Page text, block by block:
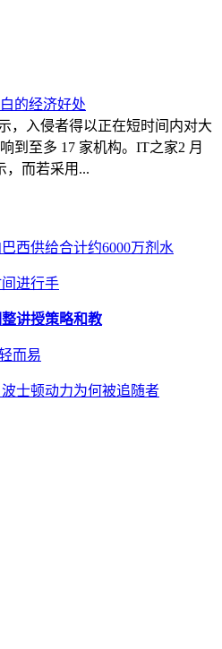
的经济好处
，入侵者得以正在短时间内对大
到至多 17 家机构。IT之家2 月
，而若采用...
西供给合计约6000万剂水
进行手
讲授策略和教
而易
士顿动力为何被追随者